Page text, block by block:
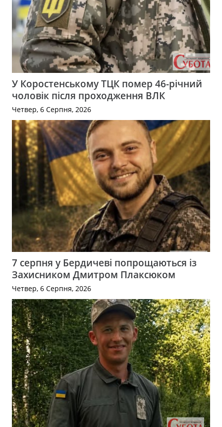
У Коростенському ТЦК помер 46-річний
чоловік після проходження ВЛК
Четвер, 6 Серпня, 2026
7 серпня у Бердичеві попрощаються із
Захисником Дмитром Плаксюком
Четвер, 6 Серпня, 2026